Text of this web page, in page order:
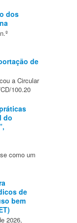
dos
de
a Circular
100.20
do
como um
de
bem
2026,